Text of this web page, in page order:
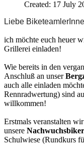
Created: 17 July
Liebe
ich möchte euch heuer
Grillerei einladen!
Wie bereits in den
Anschluß an unser
auch alle einladen
Rennradwertung) sind
willkommen!
Erstmals veranstalten
unsere Nachwuchsbiker
Schulwiese (Rundkurs